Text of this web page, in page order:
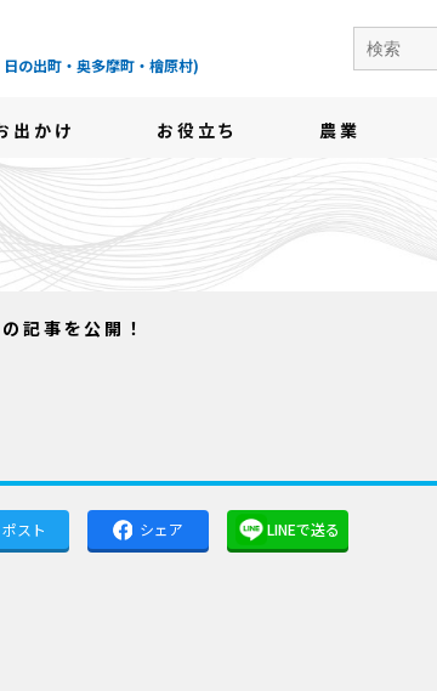
の出町・奥多摩町・檜原村)
出かけ お役立ち 農業
記事を公開！
ポスト シェア LINEで送る